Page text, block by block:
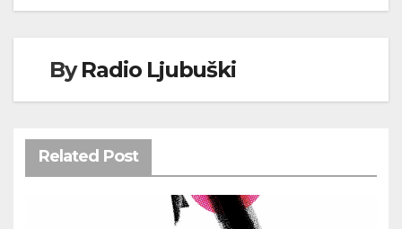
ByRadio Ljubuški
Related Post